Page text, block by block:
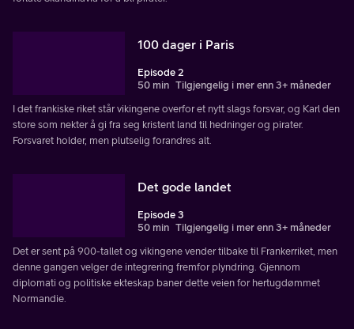
100 dager i Paris
Episode 2
50 min Tilgjengelig i mer enn 3+ måneder
I det frankiske riket står vikingene overfor et nytt slags forsvar, og Karl den
store som nekter å gi fra seg kristent land til hedninger og pirater.
Forsvaret holder, men plutselig forandres alt.
Det gode landet
Episode 3
50 min Tilgjengelig i mer enn 3+ måneder
Det er sent på 900-tallet og vikingene vender tilbake til Frankerriket, men
denne gangen velger de integrering fremfor plyndring. Gjennom
diplomati og politiske ekteskap baner dette veien for hertugdømmet
Normandie.